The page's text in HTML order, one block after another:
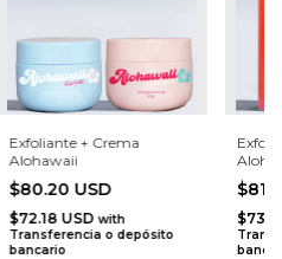
Exfoliante + Crema
Alohawaii
$80.20 USD
$72.18 USDwith
Transferencia o depósito
bancario